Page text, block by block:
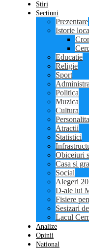
Stiri
Sectiuni
Prezentare
Istorie
Educatie
Religie
Sport
Politica
Muzica
Cultura
Atractii
Statistici
Obiceiuri
Casa si
Social
Alegeri
D-ale lui
Fisiere
Sesizari
Lacul
Analize
Opinii
National